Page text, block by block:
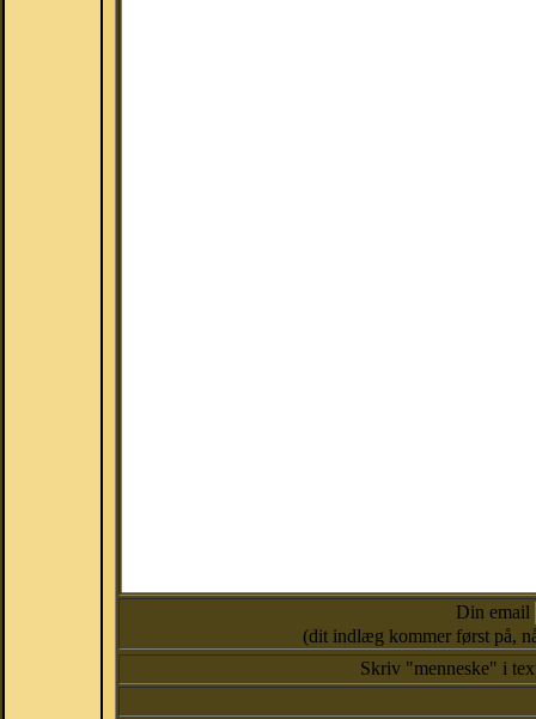
Din email
(dit indlæg kommer først på,
Skriv "menneske" i